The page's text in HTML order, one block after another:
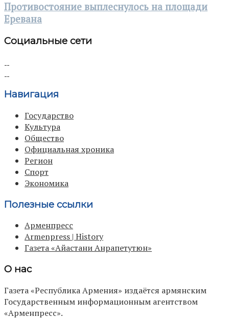
Противостояние выплеснулось на площади
Еревана
Социальные сети
Навигация
Государство
Культура
Общество
Официальная хроника
Регион
Спорт
Экономика
Полезные ссылки
Арменпресс
Armenpress | History
Газета «Айастани Анрапетутюн»
О нас
Газета «Республика Армения» издаётся армянским
Государственным информационным агентством
«Арменпресс».